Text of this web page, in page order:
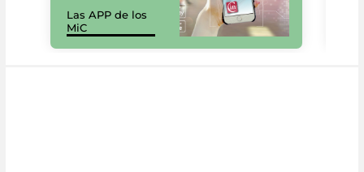
Las APP de los
MiC